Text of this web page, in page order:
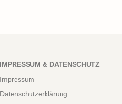
IMPRESSUM & DATENSCHUTZ
Impressum
Datenschutzerklärung